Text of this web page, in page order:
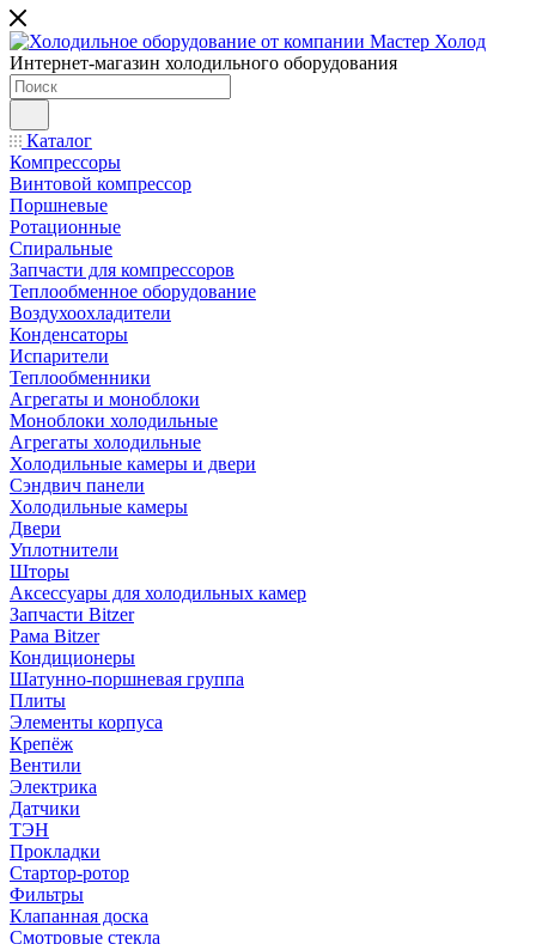
Интернет-магазин холодильного оборудования
Каталог
Компрессоры
Винтовой компрессор
Поршневые
Ротационные
Спиральные
Запчасти для компрессоров
Теплообменное оборудование
Воздухоохладители
Конденсаторы
Испарители
Теплообменники
Агрегаты и моноблоки
Моноблоки холодильные
Агрегаты холодильные
Холодильные камеры и двери
Сэндвич панели
Холодильные камеры
Двери
Уплотнители
Шторы
Аксессуары для холодильных камер
Запчасти Bitzer
Рама Bitzer
Кондиционеры
Шатунно-поршневая группа
Плиты
Элементы корпуса
Крепёж
Вентили
Электрика
Датчики
ТЭН
Прокладки
Стартор-ротор
Фильтры
Клапанная доска
Смотровые стекла